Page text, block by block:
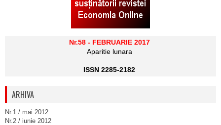
Nr.58 - FEBRUARIE 2017
Aparitie lunara
ISSN 2285-2182
ARHIVA
Nr.1 / mai 2012
Nr.2 / iunie 2012